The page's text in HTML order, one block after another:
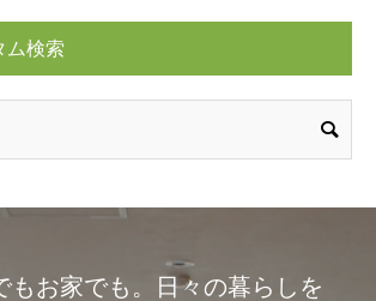
ム検索
もお家でも。日々の暮らしを